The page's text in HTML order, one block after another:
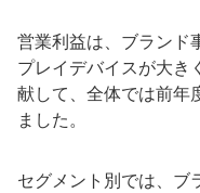
営業利益は、ブランド
プレイデバイスが大き
献して、全体では前年
ました。
セグメント別では、ブ